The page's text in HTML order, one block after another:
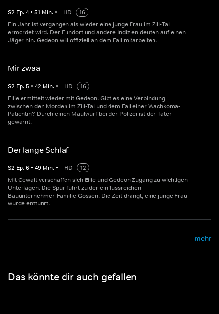
S2 Ep.4 • 51 Min. • HD
16
Ein Jahr ist vergangen als wieder eine junge Frau im Zill-Tal
ermordet wird. Der Fundort und andere Indizien deuten auf einen
Jäger hin. Gedeon will offiziell an dem Fall mitarbeiten.
Mir zwaa
S2 Ep.5 • 42 Min. • HD
16
Ellie ermittelt wieder mit Gedeon. Gibt es eine Verbindung
zwischen den Morden im Zill-Tal und dem Fall einer Wachkoma-
Patientin? Durch einen Maulwurf bei der Polizei ist der Täter
gewarnt.
Der lange Schlaf
S2 Ep.6 • 49 Min. • HD
12
Mit Gewalt verschaffen sich Ellie und Gedeon Zugang zu wichtigen
Unterlagen. Die Spur führt zu der einflussreichen
Bauunternehmer-Familie Gössen. Die Zeit drängt, eine junge Frau
wurde entführt.
mehr
Das könnte dir auch gefallen